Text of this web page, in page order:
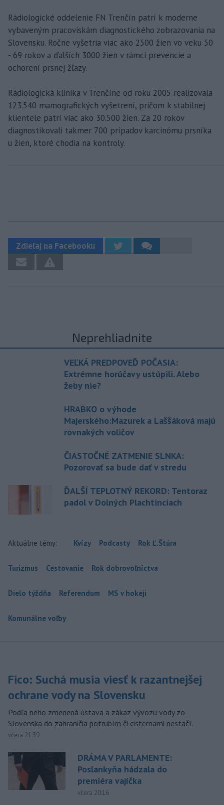
Rádiologické oddelenie FN Trenčín patrí k moderne
vybaveným pracoviskám diagnostického zobrazovania na
Slovensku. Ročne vyšetria viac ako 2500 žien vo veku 50
- 69 rokov a ďalších 3000 žien v rámci prevencie a
ochorení prsnej žľazy.
Rádiologická klinika v Trenčíne od roku 2005 realizovala
123.540 mamografických vyšetrení, pričom k stabilnej
klientele patrí viac ako 30.500 žien. Za 20 rokov
diagnostikovali takmer 700 prípadov karcinómu prsníka
u žien, ktoré chodia na kontroly.
Zdieľaj na Facebooku
Neprehliadnite
VEĽKÁ PREDPOVEĎ POČASIA:
Extrémne horúčavy ustúpili. Alebo
žeby nie?
HRABKO o výhode
Majerského:Mazurek a Laššáková majú
rovnakých voličov
ČIASTOČNÉ ZATMENIE SLNKA:
Pozorovať sa bude dať v stredu
ĎALŠÍ TEPLOTNÝ REKORD: Tentoraz
padol v Dolných Plachtinciach
Aktuálne témy: Kvízy Podcasty Rok Ľ.Štúra
Turizmus Cestovanie Rok dobrovoľníctva
Dielo týždňa Referendum MS v hokeji
Komunálne voľby
Fico: Suchá musia viesť k razantnejšej
ochrane vody na Slovensku
Podľa neho zmenená ústava a zákaz vývozu vody zo
Slovenska do zahraničia potrubím či cisternami nestačí.
včera 21:39
DRÁMA V PARLAMENTE:
Poslankyňa hádzala do
premiéra vajíčka
včera 20:16